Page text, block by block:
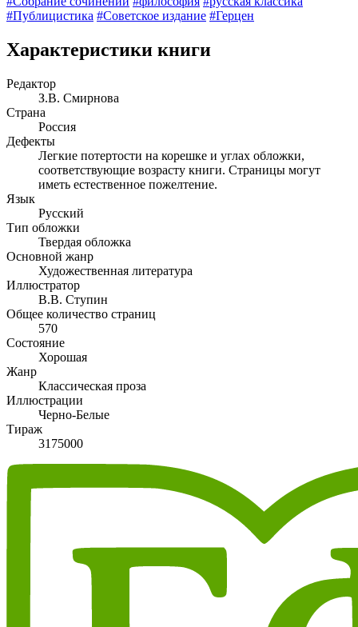
#Публицистика #Советское издание #Герцен
Характеристики книги
Редактор
З.В. Смирнова
Страна
Россия
Дефекты
Легкие потертости на корешке и углах обложки,
соответствующие возрасту книги. Страницы могут
иметь естественное пожелтение.
Язык
Русский
Тип обложки
Твердая обложка
Основной жанр
Художественная литература
Иллюстратор
В.В. Ступин
Общее количество страниц
570
Состояние
Хорошая
Жанр
Классическая проза
Иллюстрации
Черно-Белые
Тираж
3175000